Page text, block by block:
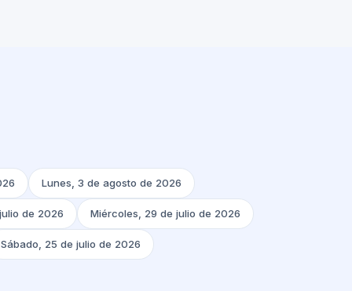
Lunes, 3 de agosto de 2026
de 2026 Miércoles, 29 de julio de 2026
Sábado, 25 de julio de 2026